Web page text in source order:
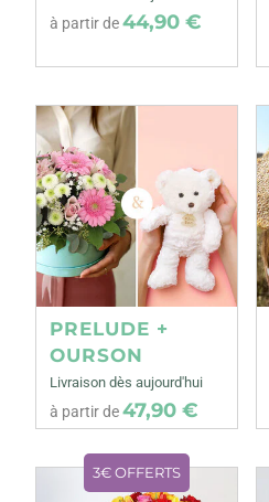
à partir de44,90 €
PRELUDE +
OURSON
Livraison dès aujourd'hui
à partir de47,90 €
3€ OFFERTS